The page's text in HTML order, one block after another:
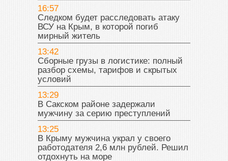
16:57
Следком будет расследовать атаку
ВСУ на Крым, в которой погиб
мирный житель
13:42
Сборные грузы в логистике: полный
разбор схемы, тарифов и скрытых
условий
13:29
В Сакском районе задержали
мужчину за серию преступлений
13:25
В Крыму мужчина украл у своего
работодателя 2,6 млн рублей. Решил
отдохнуть на море